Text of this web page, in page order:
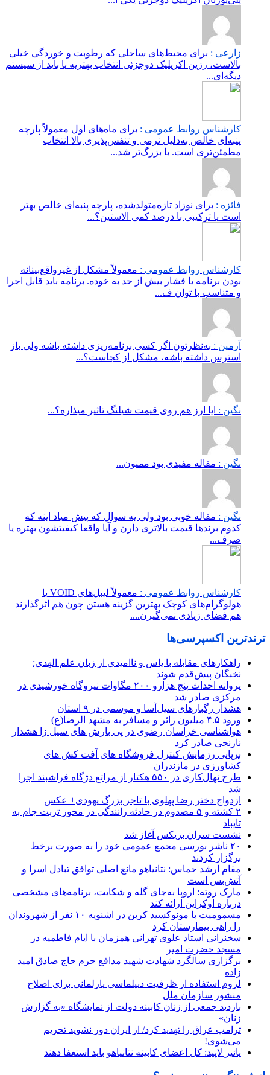
زارعی : برای محیط‌های ساحلی که رطوبت و خوردگی خیلی
بالاست، رزین اکریلیک دوجزئی انتخاب بهتریه یا باید از سیستم
دیگه‌ای...
کارشناس روابط عمومی : برای ماه‌های اول معمولاً پارچه
پنبه‌ای خالص به‌دلیل نرمی و تنفس‌پذیری بالا انتخاب
مطمئن‌تری است. با بزرگ‌تر شد...
فائزه : برای نوزاد تازه‌متولدشده، پارچه پنبه‌ای خالص بهتر
است یا ترکیبی با درصد کمی الاستین؟...
کارشناس روابط عمومی : معمولاً مشکل از غیرواقع‌بینانه
بودن برنامه یا فشار بیش از حد به خوده. برنامه باید قابل اجرا
و متناسب با توان ف...
آرمین : به‌نظرتون اگر کسی برنامه‌ریزی داشته باشه ولی باز
استرس داشته باشه، مشکل از کجاست؟...
نگین : ایا ارز هم روی قیمت شیلنگ تاثیر میذاره؟...
نگین : مقاله مفیدی بود ممنون...
نگین : مقاله خوبی بود ولی یه سوال که پیش میاد اینه که
کدوم برندها قیمت بالاتری دارن و آیا واقعا کیفیتشون بهتره یا
صرف...
کارشناس روابط عمومی :
معمولاً لیبل‌های VOID یا
هولوگرام‌های کوچک بهترین گزینه هستن چون هم اثرگذارند
هم فضای زیادی نمی‌گیرن....
ترندترین اکسپرسی‌ها
راهکارهای مقابله با یاس و ناامیدی از زبان علم الهدی:
نخبگان پیش‌قدم شوند
پروانه احداث پنج هزارو ۲۰۰ مگاوات نیروگاه خورشیدی در
مرکزی صادر شد
هشدار رگبارهای سیل‌آسا و موسمی در ۹ استان
ورود ۴.۵ میلیون زائر و مسافر به مشهد الرضا(ع)
هواشناسی خراسان رضوی در پی بارش های سیل زا هشدار
نارنجی صادر کرد
برپایی رزمایش کنترل فروشگاه های آفت کش های
کشاورزی در مازندران
طرح نهال‌کاری در ۵۵۰ هکتار از مراتع دژگاه فراشبند اجرا
شد
ازدواج دختر رضا پهلوی با تاجر بزرگ یهودی+ عکس
۲ کشته و ۵ مصدوم در حادثه رانندگی در محور تربت جام به
تایباد
نشست سران بریکس آغاز شد
۲۰ ناشر بورسی مجمع عمومی خود را به صورت برخط
برگزار کردند
مقام ارشد حماس: نتانیاهو مانع اصلی توافق تبادل اسرا و
آتش‌بس است
مارک روته: اروپا به‌جای گله و شکایت، برنامه‌های مشخصی
درباره اوکراین ارائه کند
مسمومیت با مونوکسید کربن در اشنویه ۱۰ نفر از شهروندان
را راهی بیمارستان کرد
سخنرانی استاد علوی تهرانی همزمان با ایام فاطمیه در
مسجد حضرت امیر
برگزاری سالگرد شهادت شهید مدافع حرم حاج صادق امید
زاده
لزوم استفاده از ظرفیت دیپلماسی پارلمانی برای اصلاح
منشور سازمان ملل
بازدید جمعی از زنان کابینه دولت از نمایشگاه «به گزارش
زنان»
ترامپ عراق را تهدید کرد/ از ایران دور نشوید تحریم
می‌شوی!
یائیر لاپید: کل اعضای کابینه نتانیاهو باید استعفا دهند